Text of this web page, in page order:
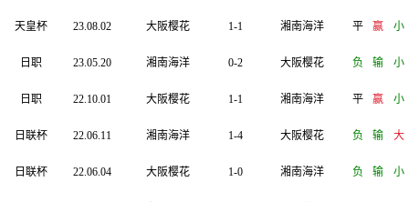
天皇杯 23.08.02 大阪樱花 1-1 湘南海洋 平 赢 小
日职 23.05.20 湘南海洋 0-2 大阪樱花 负 输 小
日职 22.10.01 大阪樱花 1-1 湘南海洋 平 赢 小
日联杯 22.06.11 湘南海洋 1-4 大阪樱花 负 输 大
日联杯 22.06.04 大阪樱花 1-0 湘南海洋 负 输 小